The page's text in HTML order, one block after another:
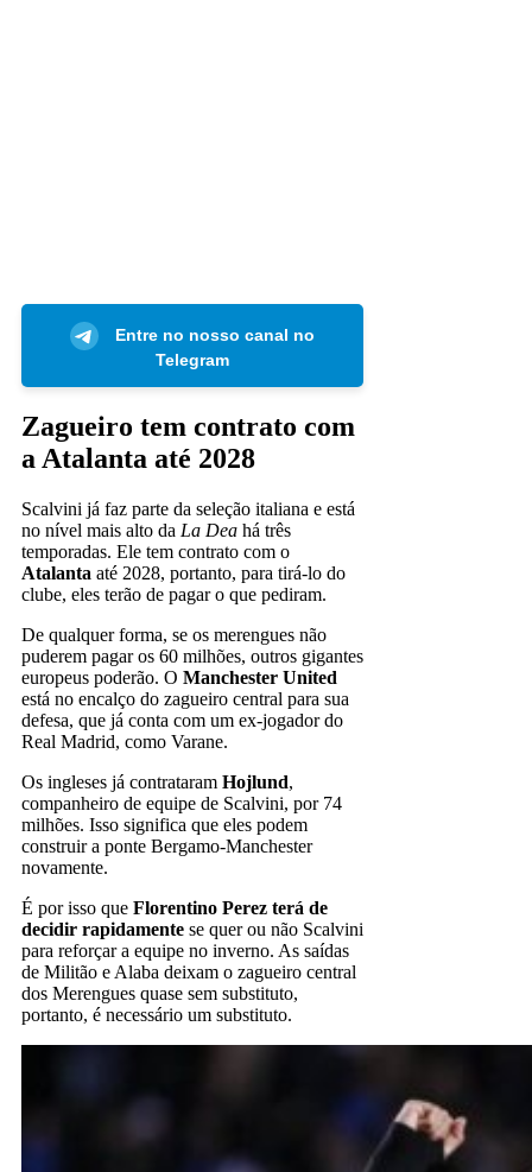
Entre no nosso canal no
Telegram
Zagueiro tem contrato com
a Atalanta até 2028
Scalvini já faz parte da seleção italiana e está
no nível mais alto da La Dea há três
temporadas. Ele tem contrato com o
Atalanta até 2028, portanto, para tirá-lo do
clube, eles terão de pagar o que pediram.
De qualquer forma, se os merengues não
puderem pagar os 60 milhões, outros gigantes
europeus poderão. O Manchester United
está no encalço do zagueiro central para sua
defesa, que já conta com um ex-jogador do
Real Madrid, como Varane.
Os ingleses já contrataram Hojlund,
companheiro de equipe de Scalvini, por 74
milhões. Isso significa que eles podem
construir a ponte Bergamo-Manchester
novamente.
É por isso que Florentino Perez terá de
decidir rapidamente se quer ou não Scalvini
para reforçar a equipe no inverno. As saídas
de Militão e Alaba deixam o zagueiro central
dos Merengues quase sem substituto,
portanto, é necessário um substituto.